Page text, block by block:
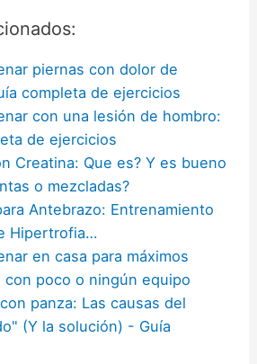
piernas con dolor de
completa de ejercicios
con una lesión de hombro:
de ejercicios
Creatina: Que es? Y es bueno
o mezcladas?
Antebrazo: Entrenamiento
Hipertrofia…
en casa para máximos
con poco o ningún equipo
panza: Las causas del
(Y la solución) - Guía